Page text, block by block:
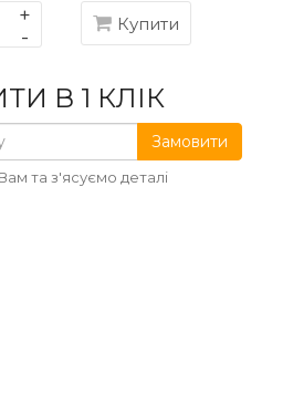
Купити
В 1 КЛІК
Замовити
та з'ясуємо деталі